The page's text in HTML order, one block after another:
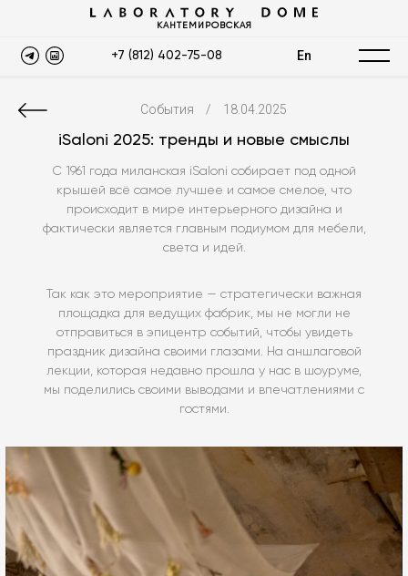
КАНТЕМИРОВСКАЯ
+7 (812) 402-75-08 En
События / 18.04.2025
iSaloni 2025: тренды и новые смыслы
С 1961 года миланская iSaloni собирает под одной
крышей всё самое лучшее и самое смелое, что
происходит в мире интерьерного дизайна и
фактически является главным подиумом для мебели,
света и идей.
Так как это мероприятие — стратегически важная
площадка для ведущих фабрик, мы не могли не
отправиться в эпицентр событий, чтобы увидеть
праздник дизайна своими глазами. На аншлаговой
лекции, которая недавно прошла у нас в шоуруме,
мы поделились своими выводами и впечатлениями с
гостями.